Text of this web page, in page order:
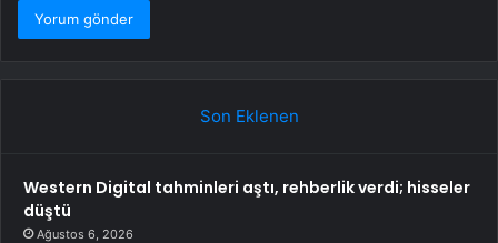
Son Eklenen
Western Digital tahminleri aştı, rehberlik verdi; hisseler
düştü
Ağustos 6, 2026